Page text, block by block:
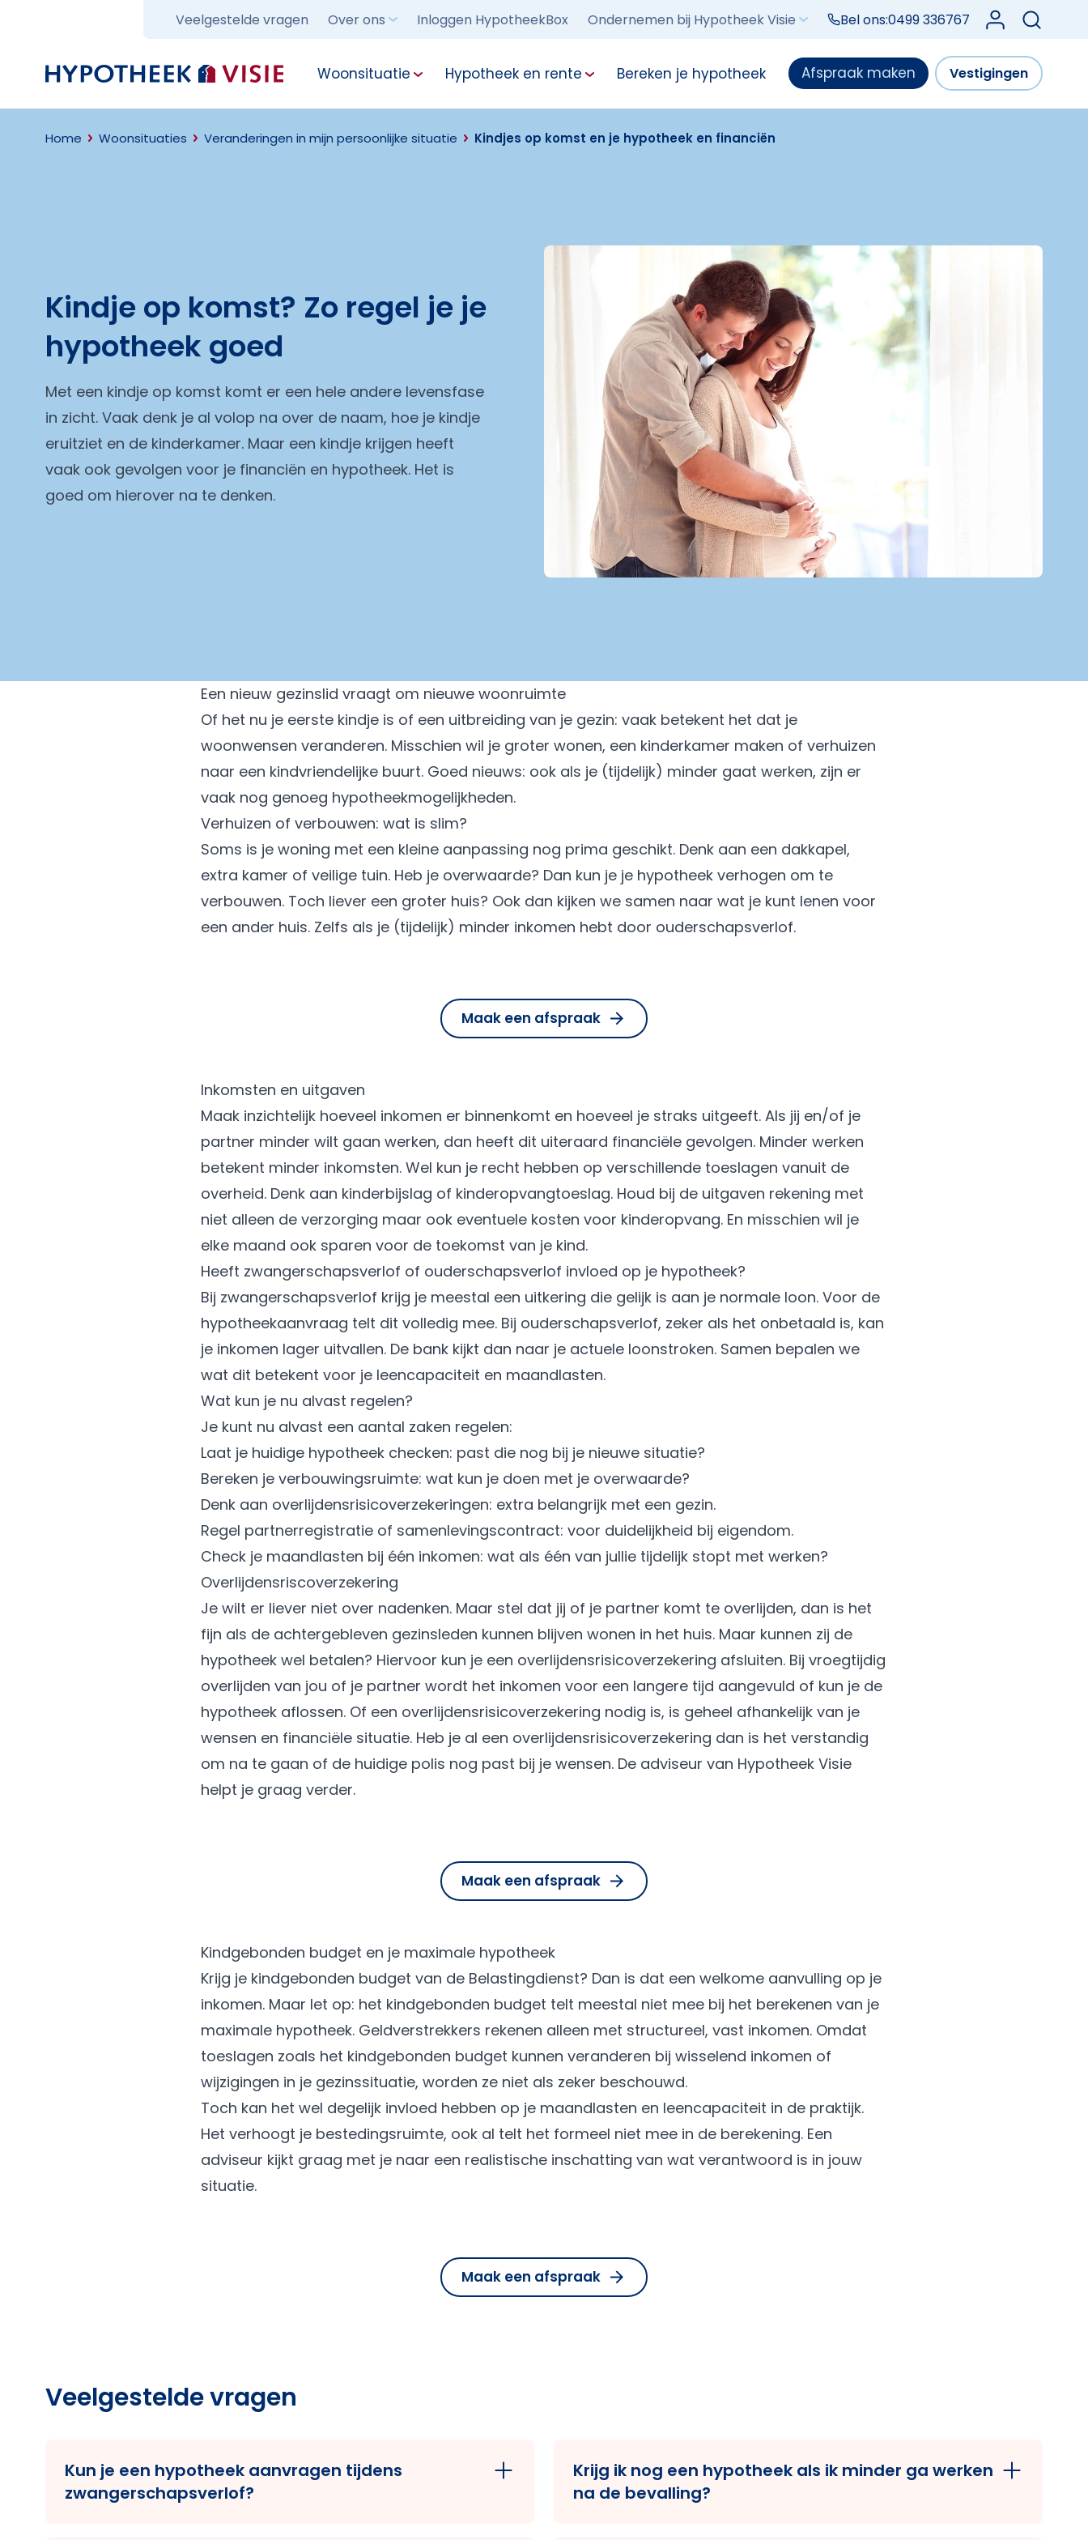
Veelgestelde vragen Over ons Inloggen HypotheekBox Ondernemen bij Hypotheek Visie Bel ons:0499 336767 Log in bij Mijn
Terug naar home Woonsituatie Hypotheek en rente Bereken je hypotheek Afspraak maken Vestigingen
Home Woonsituaties Veranderingen in mijn persoonlijke situatie Kindjes op komst en je hypotheek en financiën
Kindje op komst? Zo regel je je
hypotheek goed
Met een kindje op komst komt er een hele andere levensfase
in zicht. Vaak denk je al volop na over de naam, hoe je kindje
eruitziet en de kinderkamer. Maar een kindje krijgen heeft
vaak ook gevolgen voor je financiën en hypotheek. Het is
goed om hierover na te denken.
Een nieuw gezinslid vraagt om nieuwe woonruimte
Of het nu je eerste kindje is of een uitbreiding van je gezin: vaak betekent het dat je
woonwensen veranderen. Misschien wil je groter wonen, een kinderkamer maken of verhuizen
naar een kindvriendelijke buurt. Goed nieuws: ook als je (tijdelijk) minder gaat werken, zijn er
vaak nog genoeg hypotheekmogelijkheden.
Verhuizen of verbouwen: wat is slim?
Soms is je woning met een kleine aanpassing nog prima geschikt. Denk aan een dakkapel,
extra kamer of veilige tuin. Heb je overwaarde? Dan kun je je hypotheek verhogen om te
verbouwen. Toch liever een groter huis? Ook dan kijken we samen naar wat je kunt lenen voor
een ander huis. Zelfs als je (tijdelijk) minder inkomen hebt door ouderschapsverlof.
Maak een afspraak
Inkomsten en uitgaven
Maak inzichtelijk hoeveel inkomen er binnenkomt en hoeveel je straks uitgeeft. Als jij en/of je
partner minder wilt gaan werken, dan heeft dit uiteraard financiële gevolgen. Minder werken
betekent minder inkomsten. Wel kun je recht hebben op verschillende toeslagen vanuit de
overheid. Denk aan kinderbijslag of kinderopvangtoeslag. Houd bij de uitgaven rekening met
niet alleen de verzorging maar ook eventuele kosten voor kinderopvang. En misschien wil je
elke maand ook sparen voor de toekomst van je kind.
Heeft zwangerschapsverlof of ouderschapsverlof invloed op je hypotheek?
Bij zwangerschapsverlof krijg je meestal een uitkering die gelijk is aan je normale loon. Voor de
hypotheekaanvraag telt dit volledig mee. Bij ouderschapsverlof, zeker als het onbetaald is, kan
je inkomen lager uitvallen. De bank kijkt dan naar je actuele loonstroken. Samen bepalen we
wat dit betekent voor je leencapaciteit en maandlasten.
Wat kun je nu alvast regelen?
Je kunt nu alvast een aantal zaken regelen:
Laat je huidige hypotheek checken: past die nog bij je nieuwe situatie?
Bereken je verbouwingsruimte: wat kun je doen met je overwaarde?
Denk aan overlijdensrisicoverzekeringen: extra belangrijk met een gezin.
Regel partnerregistratie of samenlevingscontract: voor duidelijkheid bij eigendom.
Check je maandlasten bij één inkomen: wat als één van jullie tijdelijk stopt met werken?
Overlijdensriscoverzekering
Je wilt er liever niet over nadenken. Maar stel dat jij of je partner komt te overlijden, dan is het
fijn als de achtergebleven gezinsleden kunnen blijven wonen in het huis. Maar kunnen zij de
hypotheek wel betalen? Hiervoor kun je een overlijdensrisicoverzekering afsluiten. Bij vroegtijdig
overlijden van jou of je partner wordt het inkomen voor een langere tijd aangevuld of kun je de
hypotheek aflossen. Of een overlijdensrisicoverzekering nodig is, is geheel afhankelijk van je
wensen en financiële situatie. Heb je al een overlijdensrisicoverzekering dan is het verstandig
om na te gaan of de huidige polis nog past bij je wensen. De adviseur van Hypotheek Visie
helpt je graag verder.
Maak een afspraak
Kindgebonden budget en je maximale hypotheek
Krijg je kindgebonden budget van de Belastingdienst? Dan is dat een welkome aanvulling op je
inkomen. Maar let op: het kindgebonden budget telt meestal niet mee bij het berekenen van je
maximale hypotheek. Geldverstrekkers rekenen alleen met structureel, vast inkomen. Omdat
toeslagen zoals het kindgebonden budget kunnen veranderen bij wisselend inkomen of
wijzigingen in je gezinssituatie, worden ze niet als zeker beschouwd.
Toch kan het wel degelijk invloed hebben op je maandlasten en leencapaciteit in de praktijk.
Het verhoogt je bestedingsruimte, ook al telt het formeel niet mee in de berekening. Een
adviseur kijkt graag met je naar een realistische inschatting van wat verantwoord is in jouw
situatie.
Maak een afspraak
Veelgestelde vragen
Kun je een hypotheek aanvragen tijdens
zwangerschapsverlof?
Krijg ik nog een hypotheek als ik minder ga werken
na de bevalling?